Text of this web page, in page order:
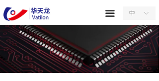
끀
首页
关于我们
产品中心
ꀅ
中